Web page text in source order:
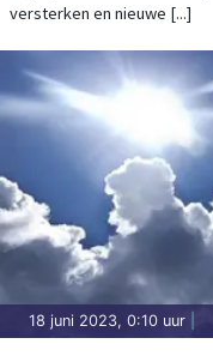
versterken en nieuwe [...]
18 juni 2023, 0:10 uur